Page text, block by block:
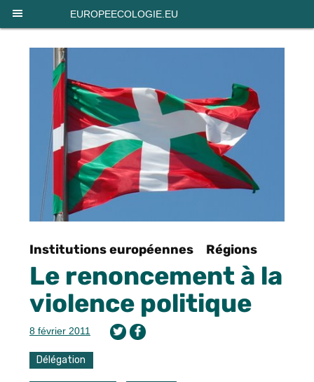
EUROPEECOLOGIE.EU
Institutions européennes Régions
Le renoncement à la
violence politique
8 février 2011
Délégation